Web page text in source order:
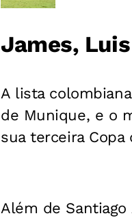
James,
A lista
de Munique, e o
sua terceira Copa
Além de